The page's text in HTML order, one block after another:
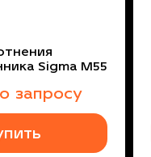
Sigma M55
запросу